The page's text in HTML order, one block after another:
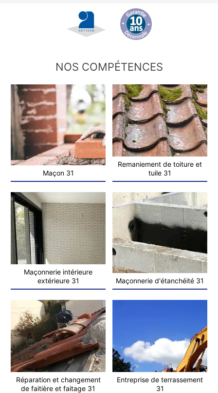
NOS COMPÉTENCES
Maçon 31
Remaniement de toiture et
tuile 31
Maçonnerie intérieure
extérieure 31
Maçonnerie d'étanchéité 31
Réparation et changement
de faitière et faitage 31
Entreprise de terrassement
31